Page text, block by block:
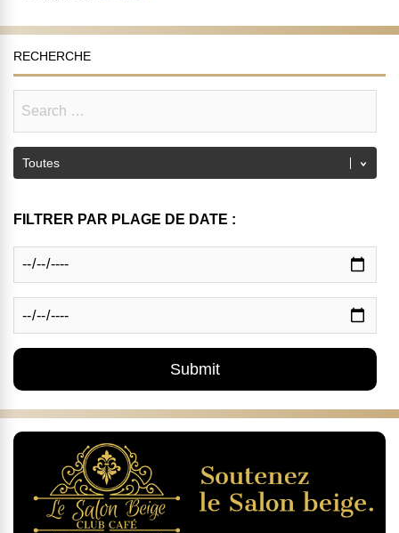
RECHERCHE
FILTRER PAR PLAGE DE DATE :